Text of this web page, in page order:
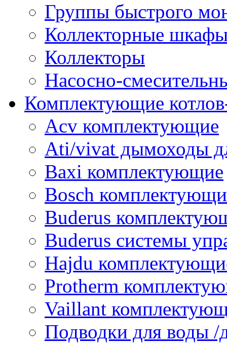
Группы быстрого
Коллекторные
Коллекторы
Насосно-
Комплектующие
Acv комплектующие
Ati/vivat дымоходы
Baxi комплектующие
Bosch
Buderus
Buderus системы
Hajdu
Protherm
Vaillant
Подводки для воды /